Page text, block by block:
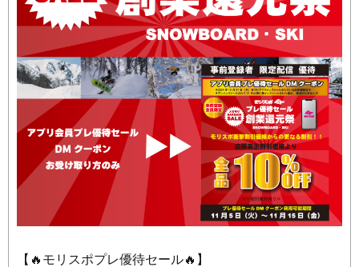
【🔥モリスポプレ優待セール🔥】